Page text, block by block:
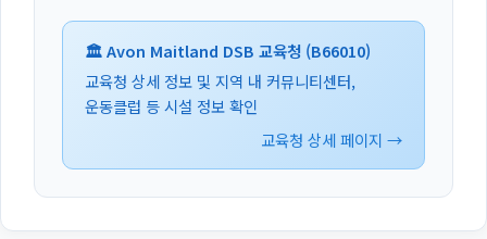
🏛️ Avon Maitland DSB 교육청 (B66010)
교육청 상세 정보 및 지역 내 커뮤니티센터,
운동클럽 등 시설 정보 확인
교육청 상세 페이지 →